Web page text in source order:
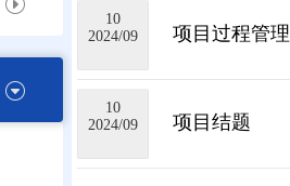
10
2024/09
项目过程管理
10
2024/09
项目结题